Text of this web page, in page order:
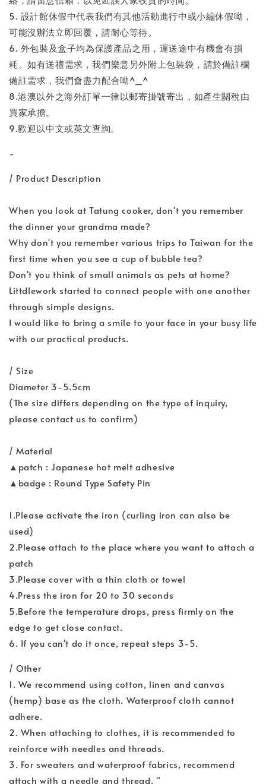
5. 設計館休假中代表我們有其他活動進行中或小編休假呦，
可能沒辦法立即回覆，請耐心等待。
6. 外包裝及盒子均為保護產品之用，運送途中有機會有損
耗。如有送禮需求，我們樂意另外附上包裝袋，請於備註欄
備註需求，我們會盡力配合呦^_^
8.港澳以外之海外訂單一律以郵寄掛號寄出，如產生關稅由
買家承擔。
9.歡迎以中文或英文查詢。
-
/ Product Description
When you look at Tatung cooker, don't you remember
the dinner your grandma made?
Why don't you remember various trips to Taiwan for the
first time when you see a cup of bubble tea?
Don't you think of small animals as pets at home?
Littdlework started to connect people with one another
through simple designs.
I would like to bring a smile to your face in your busy life
with our practical products.
/ Size
Diameter 3-5.5cm
(The size differs depending on the type of inquiry,
please contact us to confirm)
/ Material
▲patch : Japanese hot melt adhesive
▲badge : Round Type Safety Pin
1.Please activate the iron (curling iron can also be
used)
2.Please attach to the place where you want to attach a
patch
3.Please cover with a thin cloth or towel
4.Press the iron for 20 to 30 seconds
5.Before the temperature drops, press firmly on the
edge to get close contact.
6. If you can't do it once, repeat steps 3-5.
/ Other
1. We recommend using cotton, linen and canvas
(hemp) base as the cloth. Waterproof cloth cannot
adhere.
2. When attaching to clothes, it is recommended to
reinforce with needles and threads.
3. For sweaters and waterproof fabrics, recommend
attach with a needle and thread. "